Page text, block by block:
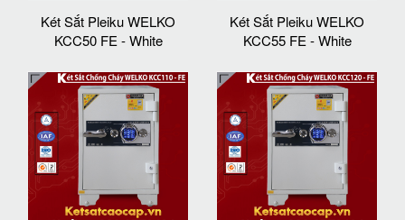
Két Sắt Pleiku WELKO
KCC50 FE - White
Két Sắt Pleiku WELKO
KCC55 FE - White